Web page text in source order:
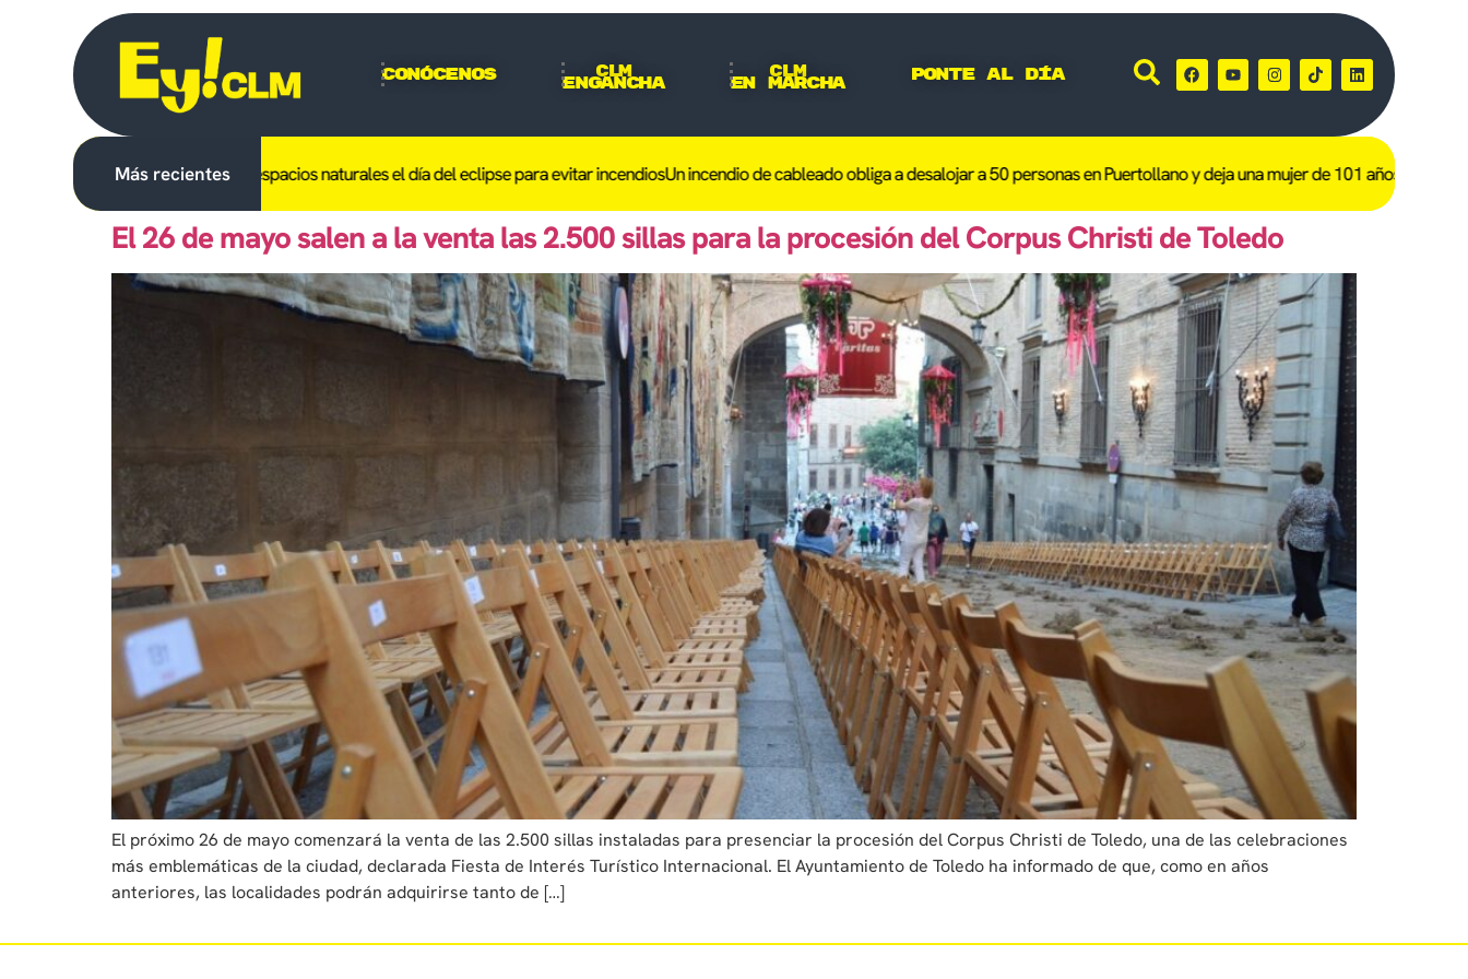
Conócenos CLM
Engancha
CLM
En Marcha Ponte al día
Más recientes
el uso del fuego y el acceso a espacios naturales el día del eclipse para evitar incendiosUn incendio de cableado obliga a desalojar a 50 personas en Puertollano y deja una mujer de 101 años afectada
El 26 de mayo salen a la venta las 2.500 sillas para la procesión del Corpus Christi de Toledo
El próximo 26 de mayo comenzará la venta de las 2.500 sillas instaladas para presenciar la procesión del Corpus Christi de Toledo, una de las celebraciones
más emblemáticas de la ciudad, declarada Fiesta de Interés Turístico Internacional. El Ayuntamiento de Toledo ha informado de que, como en años
anteriores, las localidades podrán adquirirse tanto de […]